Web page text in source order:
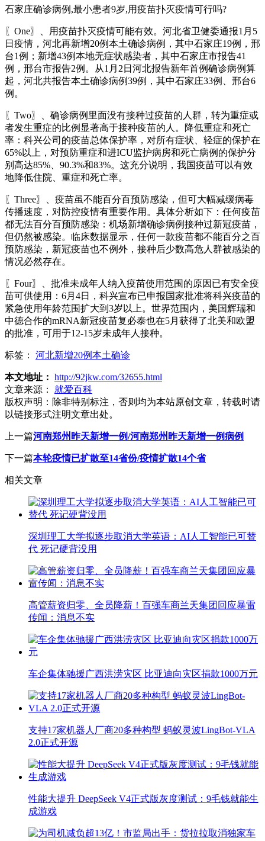
石家庄确诊病例,最小患者9岁,用疫苗扑灭疫情可行吗?
〖One〗、用疫苗扑灭疫情可能有效。河北省卫健委通报1月5
日疫情，河北再新增20例本土确诊病例，其中石家庄19例，邢
台1例；新增43例本地无症状感染者，其中石家庄市报告41
例，邢台市报告2例。从1月2日河北报告新年首例确诊病例算
起，河北共报告本土确诊病例39例，其中石家庄33例、邢台6
例。
〖Two〗、确诊病例里面没有接种过疫苗的人群，转为重症或
者发生重症的比例显著高于接种疫苗的人。降低重症和死亡
率：科兴公司的疫苗总体保护率，对所有症状、轻症的保护在
65%以上，对预防重症和进ICU监护病房和死亡病例的保护分
别高达85%、90.3%和83%。这充分说明，我国疫苗可以有效
地降低住院、重症和死亡率。
〖Three〗、疫苗虽不能百分百预防感染，但可大幅减缓病毒
传播速度，对防控疫情有重要作用。具体分析如下：任何疫苗
都无法百分百预防感染：机场新增确诊病例接种过新冠疫苗，
但仍然被感染。临床数据显示，任何一款疫苗都不能百分之百
预防感染，新冠疫苗也不例外，接种后少数高危人群被感染的
情况必然存在。
〖Four〗、批准未成年人纳入疫苗使用范围的原因已有安全疫
苗可供使用：6月4日，科兴宣布已申报国家批准将科兴疫苗的
紧急使用年龄范围扩大到3岁以上。世界范围内，美国辉瑞和
中德合作的mRNA新冠疫苗复必泰也在5月获得了北美和欧盟
的批准，可用于12-15岁未成年人接种。
标签： 河北新增20例本土确诊
本文地址： http://92jkw.com/32655.html
文章来源：
就爱百科
版权声明： 除非特别标注，否则均为本站原创文章，转载时请
以链接形式注明文章出处。
上一篇河南郑州昨天新增一例/河南郑州昨天新增一例病例
下一篇本轮疫情已扩散至14省份/疫情扩散14个省
相关文章
深圳理工大学拟逐步取消大学英语：AI人工智能已可替
代 死记硬背没用
高管薪资归零、全员降薪！百强车商兰天集团回应暴雷
传闻：消息不实
车企集体驰援广西洪涝灾区 比亚迪向灾区捐款1000万元
支持17家机器人厂商20多种构型 蚂蚁灵波LingBot-VLA
2.0正式开源
性能大提升 DeepSeek V4正式版灰度测试：9毛钱就能生
成游戏